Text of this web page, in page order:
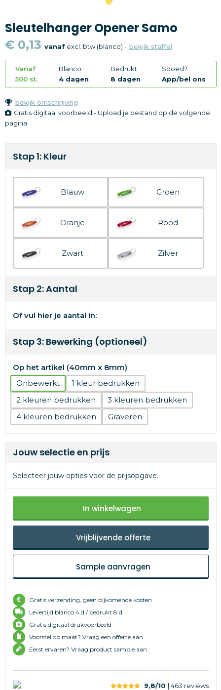
Textiel
Thema
Merken
Sleutelhanger Opener Samo
€ 0,13 vanafexcl. btw (blanco) - bekijk staffel
Vanaf
500 st.
Blanco:
4 dagen
Bedrukt:
8 dagen
Spoed?
App/bel ons
bekijk omschrijving
Gratis digitaal voorbeeld - Upload je bestand op de volgende
pagina
Stap 1: Kleur
Blauw Groen
Oranje Rood
Zwart Zilver
Stap 2: Aantal
Of vul hier je aantal in:
Stap 3: Bewerking (optioneel)
Op het artikel (40mm x 8mm)
Onbewerkt
1
2
3
4
Graveren
Jouw selectie en prijs
Selecteer jouw opties voor de prijsopgave.
In winkelwagen
Vrijblijvende offerte
Sample aanvragen
Gratis verzending, geen bijkomende kosten
Levertijd blanco 4 d / bedrukt 8 d
Gratis digitaal drukvoorbeeld
Voorstel op maat? Vraag een offerte aan
Eerst ervaren? Vraag product sample aan
9,8/10 | 463 reviews